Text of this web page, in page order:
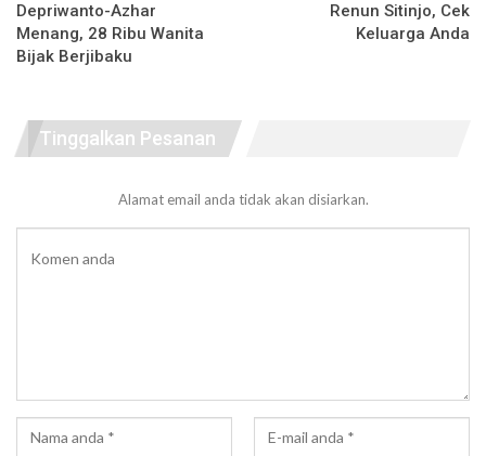
Depriwanto-Azhar
Menang, 28 Ribu Wanita
Bijak Berjibaku
Renun Sitinjo, Cek
Keluarga Anda
Tinggalkan Pesanan
Alamat email anda tidak akan disiarkan.